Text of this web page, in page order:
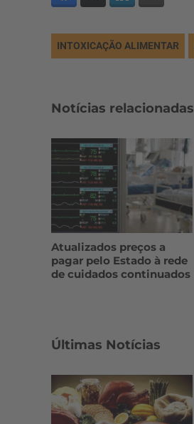
INTOXICAÇÃO ALIMENTAR
Notícias relacionadas
Atualizados preços a
pagar pelo Estado à rede
de cuidados continuados
Últimas Notícias